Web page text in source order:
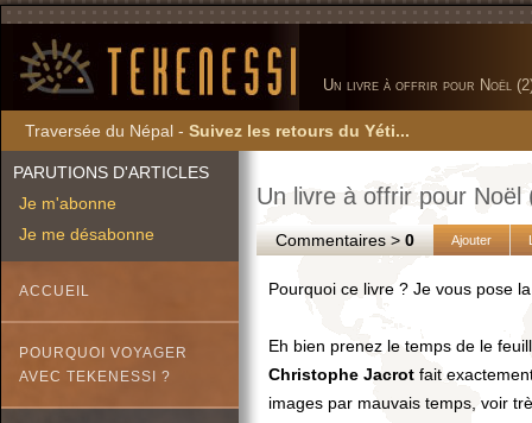
Un livre à offrir pour Noël
Traversée du Népal - Suivez les retours du Yéti...
PARUTIONS D'ARTICLES
Je m'abonne
Je me désabonne
ACCUEIL
POURQUOI VOYAGER
AVEC TEKENESSI ?
Un livre à offrir pour
Commentaires >0 Ajouter
Pourquoi ce livre ? Je vous pose
Eh bien prenez le temps de le
Christophe Jacrot fait
images par mauvais temps, voir